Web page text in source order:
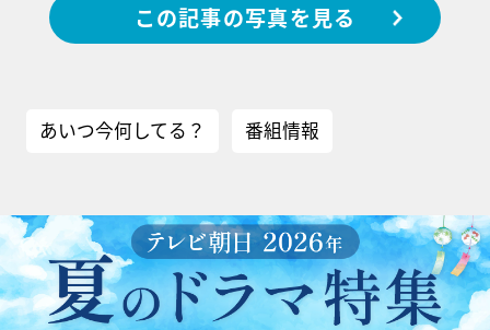
この記事の写真を見る
あいつ今何してる？ 番組情報